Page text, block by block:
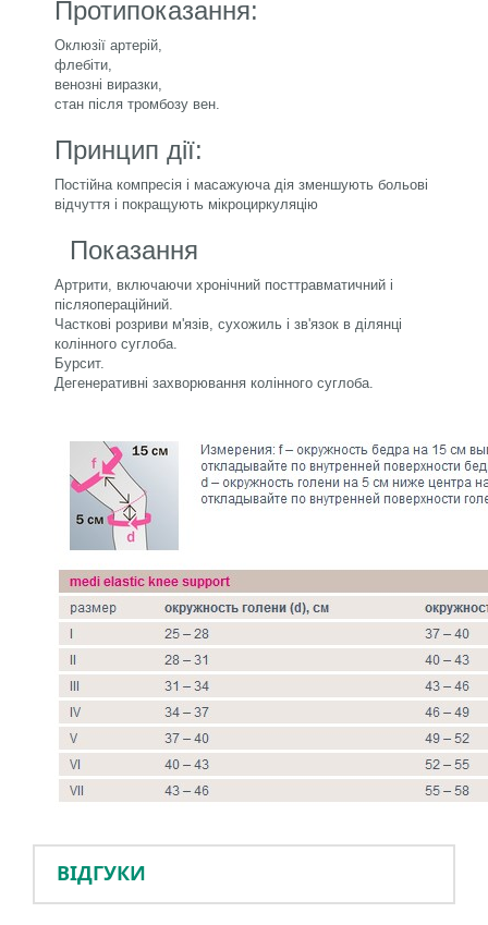
Протипоказання:
Оклюзії артерій,
флебіти,
венозні виразки,
стан після тромбозу вен.
Принцип дії:
Постійна компресія і масажуюча дія зменшують больові
відчуття і покращують мікроциркуляцію
Показання
Артрити, включаючи хронічний посттравматичний і
післяопераційний.
Часткові розриви м'язів, сухожиль і зв'язок в ділянці
колінного суглоба.
Бурсит.
Дегенеративні захворювання колінного суглоба.
ВІДГУКИ